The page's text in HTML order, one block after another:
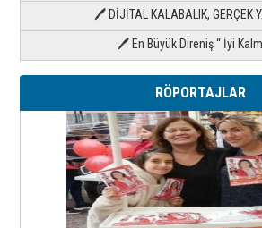
🖊 DİJİTAL KALABALIK, GERÇEK
🖊 En Büyük Direniş “ İyi
RÖPORTAJLAR